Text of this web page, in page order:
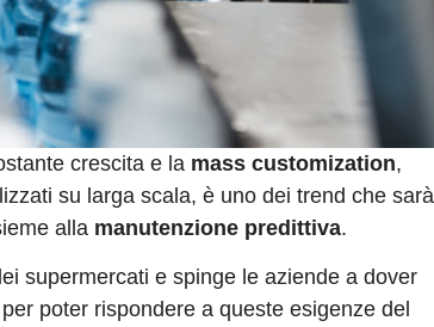
crescita e la mass customization,
su larga scala, è uno dei trend che sarà
alla manutenzione predittiva.
supermercati e spinge le aziende a dover
poter rispondere a queste esigenze del